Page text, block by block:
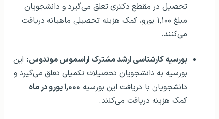
تحصیل در مقطع دکتری تعلق می‌گیرد و دانشجویان
مبلغ ۱,۱۰۰ یورو، کمک هزینه تحصیلی ماهیانه دریافت
می‌کنند.
بورسیه کارشناسی ارشد مشترک اراسموس موندوس: این
بورسیه به دانشجویان تحصیلات تکمیلی تعلق می‌گیرد و
دانشجویان با دریافت این بورسیه ۱,۰۰۰ یورو در ماه
کمک هزینه دریافت می‌کنند.